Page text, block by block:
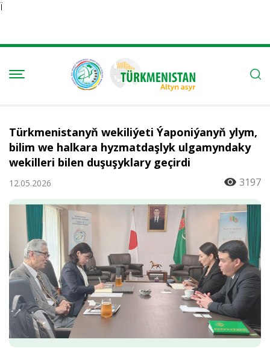
Ï
Türkmenistanyň wekiliýeti Ýaponiýanyň ylym,
bilim we halkara hyzmatdaşlyk ulgamyndaky
wekilleri bilen duşuşyklary geçirdi
12.05.2026 3197